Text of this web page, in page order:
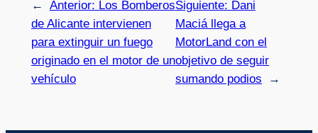
← Anterior: Los Bomberos
de Alicante intervienen
para extinguir un fuego
originado en el motor de un
vehículo
Siguiente: Dani
Maciá llega a
MotorLand con el
objetivo de seguir
sumando podios
→